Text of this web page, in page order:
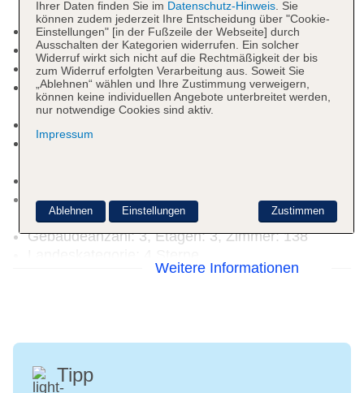
Liegen, Sonnenschirme
Badetücher: gegen Kaution
Minimarkt
Amphitheater
Internet: WLAN/WiFi, im gesamten Hotel
(Anlage): ohne Gebühr
Zahlungsarten: TUI Card / VISA, MasterCard,
Parkmöglichkeiten: Stellplätze, nicht überdacht:
ohne Gebühr
Gebäudeanzahl: 3, Etagen: 3, Zimmer: 138
Weitere Informationen
Tipp
Ihrer Daten finden Sie im Datenschutz-Hinweis. Sie
können zudem jederzeit Ihre Entscheidung über "Cookie-
Einstellungen" [in der Fußzeile der Webseite] durch
Ausschalten der Kategorien widerrufen. Ein solcher
Widerruf wirkt sich nicht auf die Rechtmäßigkeit der bis
zum Widerruf erfolgten Verarbeitung aus. Soweit Sie
„Ablehnen“ wählen und Ihre Zustimmung verweigern,
können keine individuellen Angebote unterbreitet werden,
nur notwendige Cookies sind aktiv.
Impressum
Zustimmen
Ablehnen Einstellungen